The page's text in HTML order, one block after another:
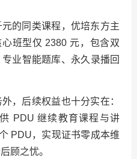
的同类课程，优培东方主
班型仅 2380 元，包含双
业智能题库、永久录播回
，后续权益也十分实在：
PDU 继续教育课程与讲
PDU，实现证书零成本维
顾之忧。